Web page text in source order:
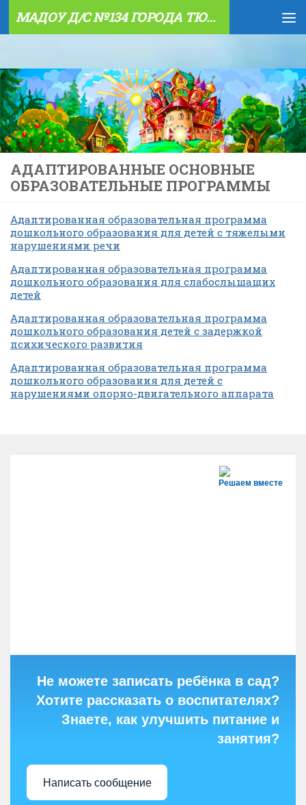
Skip to content МАДОУ Д/С №134 ГОРОДА ТЮМЕНИ
АДАПТИРОВАННЫЕ ОСНОВНЫЕ
ОБРАЗОВАТЕЛЬНЫЕ ПРОГРАММЫ
Адаптированная образовательная программа
дошкольного образования для детей с тяжелыми
нарушениями речи
Адаптированная образовательная программа
дошкольного образования для слабослышащих
детей
Адаптированная образовательная программа
дошкольного образования детей с задержкой
психического развития
Адаптированная образовательная программа
дошкольного образования для детей с
нарушениями опорно-двигательного аппарата
Решаем вместе
Не можете записать ребёнка в сад?
Хотите рассказать о воспитателях?
Знаете, как улучшить питание и
занятия?
Написать сообщение